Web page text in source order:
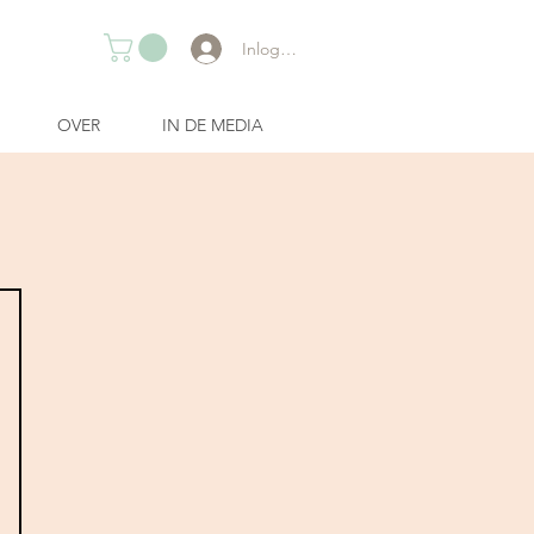
Inloggen
OVER IN DE MEDIA